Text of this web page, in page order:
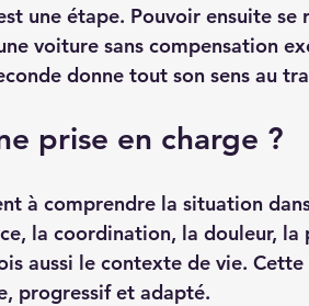
une étape. Pouvoir ensuite se
voiture sans compensation
donne tout son sens au
prise en charge ?
à comprendre la situation
la coordination, la douleur, la
aussi le contexte de vie.
progressif et adapté.